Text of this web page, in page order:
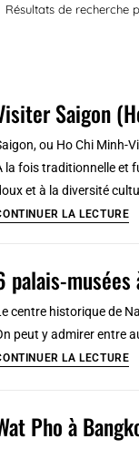
Résultats de recherche
Saigon
ou Ho Chi Minh-
la fois traditionnelle et
et à la diversité
LA LECTURE
palais-
centre historique de
peut y admirer entre
LA LECTURE6
à
Pho à